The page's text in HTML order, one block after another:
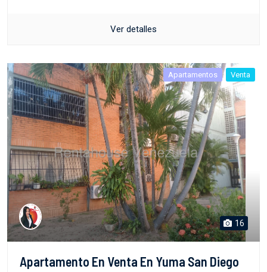
Ver detalles
Apartamentos Venta
16
Apartamento En Venta En Yuma San Diego